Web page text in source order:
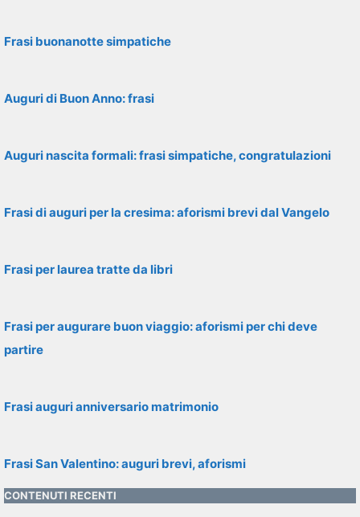
Frasi buonanotte simpatiche
Auguri di Buon Anno: frasi
Auguri nascita formali: frasi simpatiche, congratulazioni
Frasi di auguri per la cresima: aforismi brevi dal Vangelo
Frasi per laurea tratte da libri
Frasi per augurare buon viaggio: aforismi per chi deve
partire
Frasi auguri anniversario matrimonio
Frasi San Valentino: auguri brevi, aforismi
CONTENUTI RECENTI